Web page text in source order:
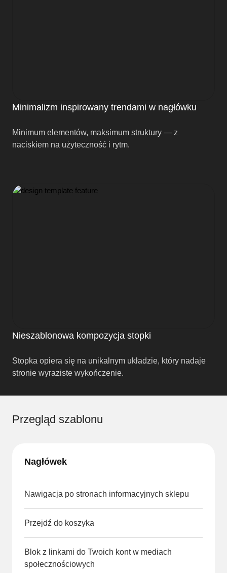
Minimalizm inspirowany trendami w nagłówku
Minimum elementów, maksimum struktury — z
naciskiem na użyteczność i rytm.
Nieszablonowa kompozycja stopki
Stopka opiera się na unikalnym układzie, który nadaje
stronie wyraziste wykończenie.
Przegląd szablonu
Nagłówek
Nawigacja po stronach informacyjnych sklepu
Przejdź do koszyka
Blok z linkami do Twoich kont w mediach
społecznościowych